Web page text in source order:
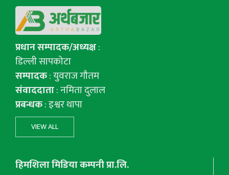
प्रधान सम्पादक/अध्यक्ष:
डिल्ली सापकोटा
सम्पादक: युवराज गाैतम
संवाददाता: नमिता दुलाल
प्रबन्धक: इश्वर थापा
VIEW ALL
हिमशिला मिडिया कम्पनी प्रा.लि.